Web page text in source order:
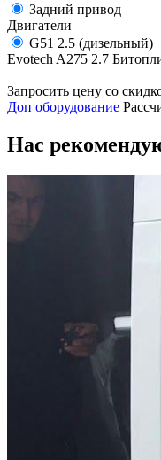
Задний привод
Двигатели
G51 2.5 (дизельный)
Evotech A275 2.7
Запросить цену со
Доп оборудование
Нас